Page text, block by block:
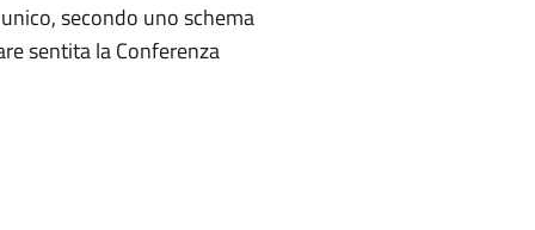
secondo uno schema
sentita la Conferenza